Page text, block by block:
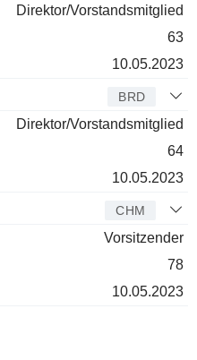
Direktor/Vorstandsmitglied
63
10.05.2023
BRD
Direktor/Vorstandsmitglied
64
10.05.2023
CHM
Vorsitzender
78
10.05.2023